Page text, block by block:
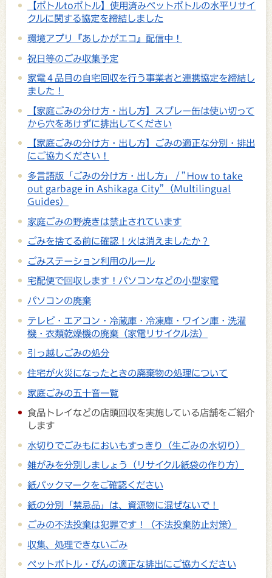
【ボトルtoボトル】使用済みペットボトルの水平リサイ
クルに関する協定を締結しました
環境アプリ『あしかがエコ』配信中！
祝日等のごみ収集予定
家電４品目の自宅回収を行う事業者と連携協定を締結し
ました！
【家庭ごみの分け方・出し方】スプレー缶は使い切って
から穴をあけずに排出してください
【家庭ごみの分け方・出し方】ごみの適正な分別・排出
にご協力ください！
多言語版「ごみの分け方・出し方」 / ”How to take
out garbage in Ashikaga City”（Multilingual
Guides）
家庭ごみの野焼きは禁止されています
ごみを捨てる前に確認！火は消えましたか？
ごみステーション利用のルール
宅配便で回収します！パソコンなどの小型家電
パソコンの廃棄
テレビ・エアコン・冷蔵庫・冷凍庫・ワイン庫・洗濯
機・衣類乾燥機の廃棄（家電リサイクル法）
引っ越しごみの処分
住宅が火災になったときの廃棄物の処理について
家庭ごみの五十音一覧
食品トレイなどの店頭回収を実施している店舗をご紹介
します
水切りでごみもにおいもすっきり（生ごみの水切り）
雑がみを分別しましょう（リサイクル紙袋の作り方）
紙パックマークをご確認ください
紙の分別「禁忌品」は、資源物に混ぜないで！
ごみの不法投棄は犯罪です！（不法投棄防止対策）
収集、処理できないごみ
ペットボトル・びんの適正な排出にご協力ください